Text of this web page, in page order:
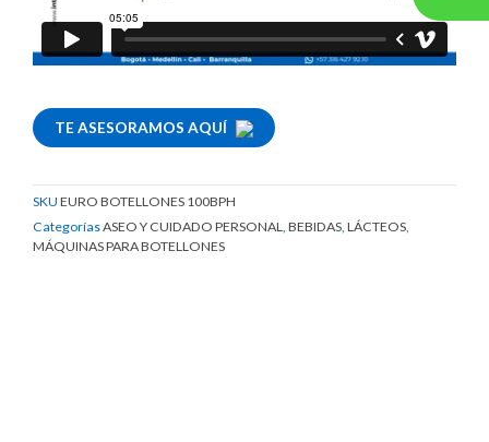
TE ASESORAMOS AQUÍ
SKU EURO BOTELLONES 100BPH
CategoríasASEO Y CUIDADO PERSONAL BEBIDAS LÁCTEOS
MÁQUINAS PARA BOTELLONES